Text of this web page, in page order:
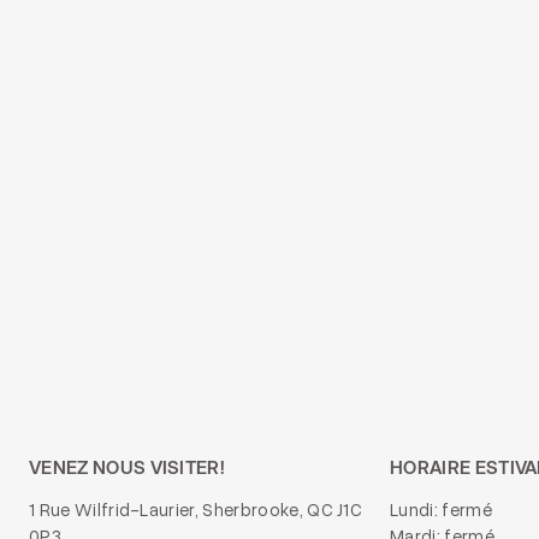
VENEZ NOUS VISITER!
1 Rue Wilfrid-Laurier, Sherbrooke, QC J1C
HORAIRE
Lundi: fermé